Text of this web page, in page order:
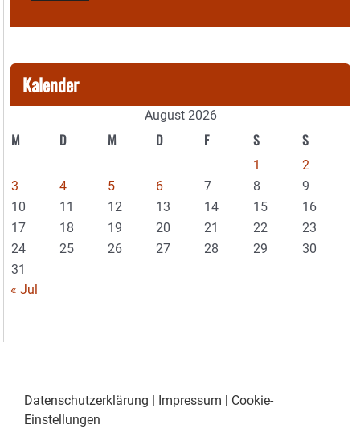
Kalender
August 2026
M D M D F S S
1
2
3
4 5 6 7 8
9
10
11 12 13 14 15
16
17
18 19 20 21 22
23
24
25 26 27 28 29
30
31
« Jul
Datenschutzerklärung Impressum
Cookie-
Einstellungen